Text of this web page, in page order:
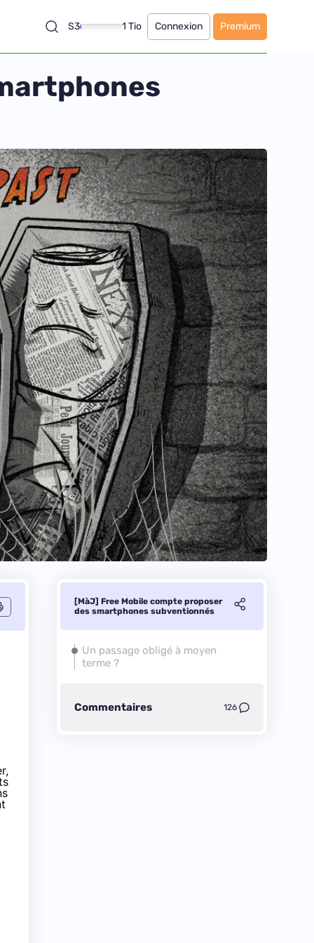
S3 1 Tio Connexion Premium
,
[MàJ] Free Mobile compte proposer
des smartphones subventionnés
Un passage obligé à moyen
terme ?
Commentaires 126